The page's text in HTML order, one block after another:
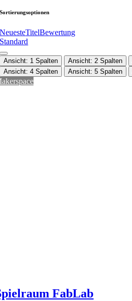
Sortierungsoptionen
NeuesteTitelBewertung
Standard
Ansicht: 1 Spalten Ansicht: 2 Spalten
Ansicht: 4 Spalten
Ansicht: 5 Spalten
FabLab